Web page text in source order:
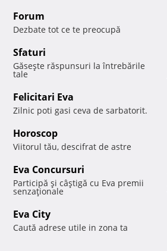
Forum
Dezbate tot ce te preocupă
Sfaturi
Găseşte răspunsuri la întrebările
tale
Felicitari Eva
Zilnic poti gasi ceva de sarbatorit.
Horoscop
Viitorul tău, descifrat de astre
Eva Concursuri
Participă şi câştigă cu Eva premii
senzaţionale
Eva City
Caută adrese utile in zona ta